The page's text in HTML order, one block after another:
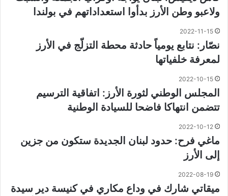
ولاعبو وطن الأرز بدأوا استعداداتهم في بولندا
2022-11-15
نصّار: نتابع يومياً حادثة محطة التزلّج في الأرز
لمعرفة خلفياتها
2022-10-15
المجلس الوطني لثورة الأرز: اتفاقية الترسيم
تتضمن انتهاكا فاضحا للسيادة الوطنية
2022-10-12
ماغي فرح: حدود لبنان الجديدة ستكون من جزين
إلى الأرز
2022-08-19
ميقاتي شارك في وداع مكاري في كنيسة دير سيدة